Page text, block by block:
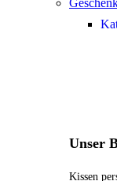
Unser
Kissen